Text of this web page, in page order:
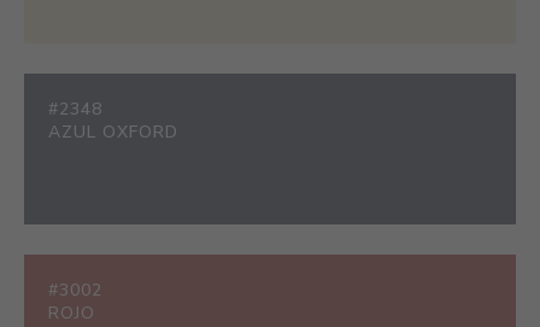
#2348
AZUL OXFORD
#3002
ROJO